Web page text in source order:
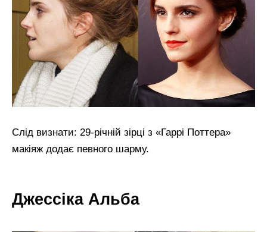
Слід визнати: 29-річній зірці з «Гаррі Поттера»
макіяж додає певного шарму.
Джессіка Альба